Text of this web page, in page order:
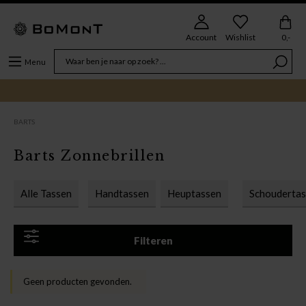
Menu
Account Wishlist 0,-
BARTS
Alle Tassen Handtassen Heuptassen
Filteren
Barts Zonnebrillen
Geen producten gevonden.